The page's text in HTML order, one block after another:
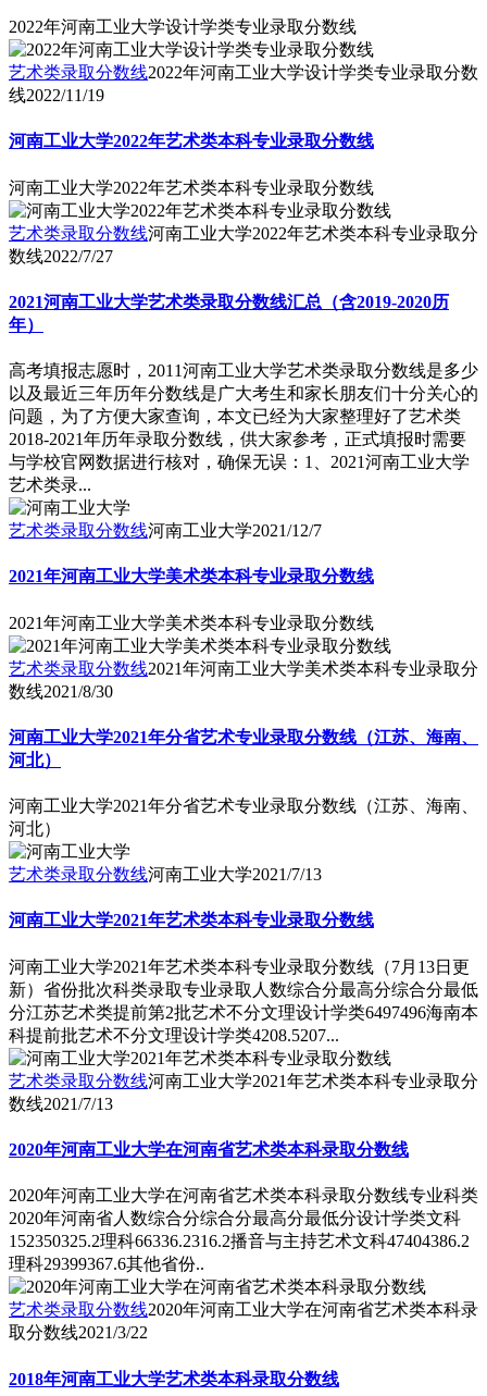
2022年河南工业大学设计学类专业录取分数线
艺术类录取分数线2022年河南工业大学设计学类专业录取分数
线2022/11/19
河南工业大学2022年艺术类本科专业录取分数线
河南工业大学2022年艺术类本科专业录取分数线
艺术类录取分数线河南工业大学2022年艺术类本科专业录取分
数线2022/7/27
2021河南工业大学艺术类录取分数线汇总（含2019-2020历
年）
高考填报志愿时，2011河南工业大学艺术类录取分数线是多少
以及最近三年历年分数线是广大考生和家长朋友们十分关心的
问题，为了方便大家查询，本文已经为大家整理好了艺术类
2018-2021年历年录取分数线，供大家参考，正式填报时需要
与学校官网数据进行核对，确保无误：1、2021河南工业大学
艺术类录...
艺术类录取分数线河南工业大学2021/12/7
2021年河南工业大学美术类本科专业录取分数线
2021年河南工业大学美术类本科专业录取分数线
艺术类录取分数线2021年河南工业大学美术类本科专业录取分
数线2021/8/30
河南工业大学2021年分省艺术专业录取分数线（江苏、海南、
河北）
河南工业大学2021年分省艺术专业录取分数线（江苏、海南、
河北）
艺术类录取分数线河南工业大学2021/7/13
河南工业大学2021年艺术类本科专业录取分数线
河南工业大学2021年艺术类本科专业录取分数线（7月13日更
新）省份批次科类录取专业录取人数综合分最高分综合分最低
分江苏艺术类提前第2批艺术不分文理设计学类6497496海南本
科提前批艺术不分文理设计学类4208.5207...
艺术类录取分数线河南工业大学2021年艺术类本科专业录取分
数线2021/7/13
2020年河南工业大学在河南省艺术类本科录取分数线
2020年河南工业大学在河南省艺术类本科录取分数线专业科类
2020年河南省人数综合分综合分最高分最低分设计学类文科
152350325.2理科66336.2316.2播音与主持艺术文科47404386.2
理科29399367.6其他省份..
艺术类录取分数线2020年河南工业大学在河南省艺术类本科录
取分数线2021/3/22
2018年河南工业大学艺术类本科录取分数线